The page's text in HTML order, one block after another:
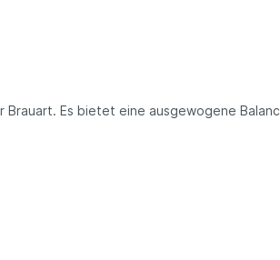
Es bietet eine ausgewogene